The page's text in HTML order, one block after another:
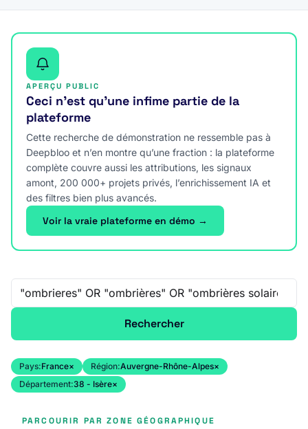
APERÇU PUBLIC
Ceci n’est qu’une infime partie de la
plateforme
Cette recherche de démonstration ne ressemble pas à
Deepbloo et n’en montre qu’une fraction : la plateforme
complète couvre aussi les attributions, les signaux
amont, 200 000+ projets privés, l’enrichissement IA et
des filtres bien plus avancés.
Voir la vraie plateforme en démo →
Recherche libre
Rechercher
Pays:France× Région:Auvergne-Rhône-Alpes×
Département:38 - Isère×
PARCOURIR PAR ZONE GÉOGRAPHIQUE